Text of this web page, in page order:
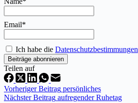
Email*
Ich habe die Datenschutzbestimmungen
Teilen auf
VorherigerBeitrag persönliches
NächsterBeitrag aufregender Ruhetag